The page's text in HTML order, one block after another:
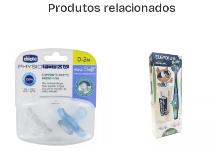
Produtos relacionados